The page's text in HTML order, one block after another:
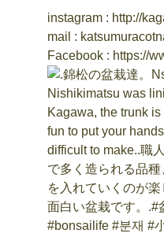
instagram : http://
mail :
Facebook : https://